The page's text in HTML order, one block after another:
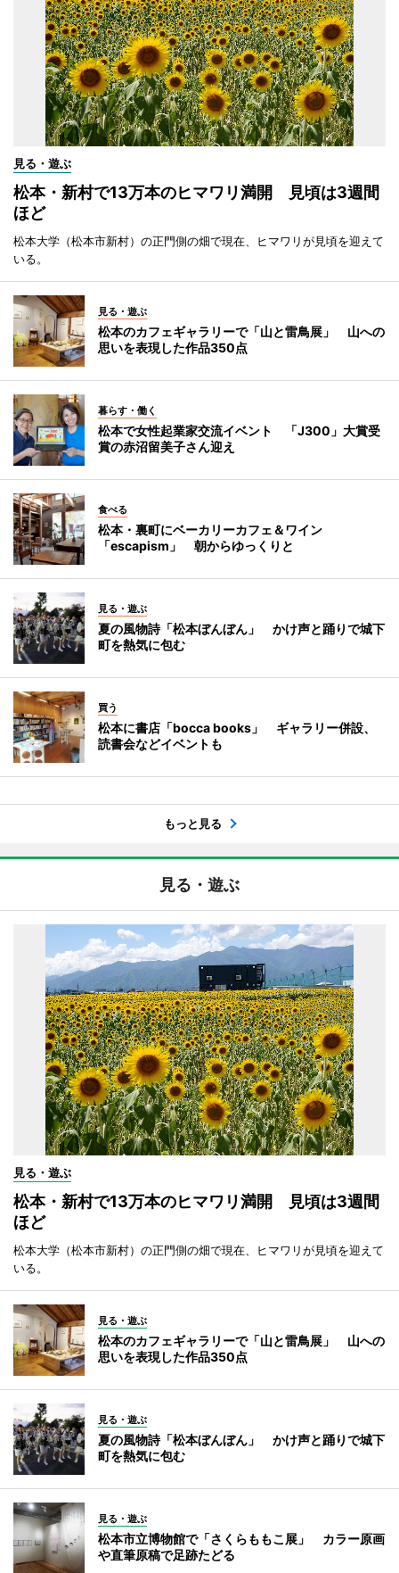
見る・遊ぶ
松本・新村で13万本のヒマワリ満開 見頃は3週間
ほど
松本大学（松本市新村）の正門側の畑で現在、ヒマワリが見頃を迎えて
いる。
見る・遊ぶ
松本のカフェギャラリーで「山と雷鳥展」 山への
思いを表現した作品350点
暮らす・働く
松本で女性起業家交流イベント 「J300」大賞受
賞の赤沼留美子さん迎え
食べる
松本・裏町にベーカリーカフェ＆ワイン
「escapism」 朝からゆっくりと
見る・遊ぶ
夏の風物詩「松本ぼんぼん」 かけ声と踊りで城下
町を熱気に包む
買う
松本に書店「bocca books」 ギャラリー併設、
読書会などイベントも
もっと見る
見る・遊ぶ
見る・遊ぶ
松本・新村で13万本のヒマワリ満開 見頃は3週間
ほど
松本大学（松本市新村）の正門側の畑で現在、ヒマワリが見頃を迎えて
いる。
見る・遊ぶ
松本のカフェギャラリーで「山と雷鳥展」 山への
思いを表現した作品350点
見る・遊ぶ
夏の風物詩「松本ぼんぼん」 かけ声と踊りで城下
町を熱気に包む
見る・遊ぶ
松本市立博物館で「さくらももこ展」 カラー原画
や直筆原稿で足跡たどる